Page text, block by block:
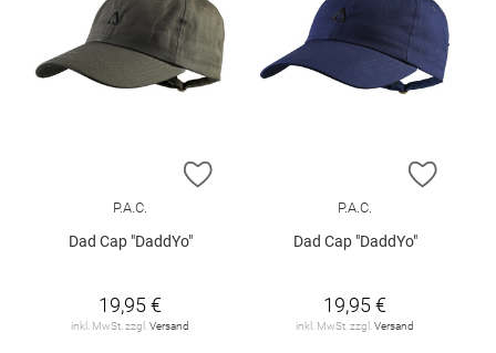
ZUR WUNSCHLISTE HINZUFÜGEN
P.A.C.
Dad Cap "DaddYo"
19,95 €
inkl. MwSt. zzgl. Versand
ZUR
P.A.C.
Dad Cap "DaddYo"
19,95 €
inkl. MwSt. zzgl. Versand